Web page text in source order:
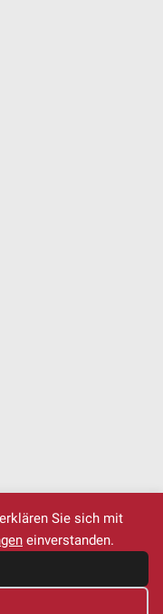
Sie sich mit
einverstanden.